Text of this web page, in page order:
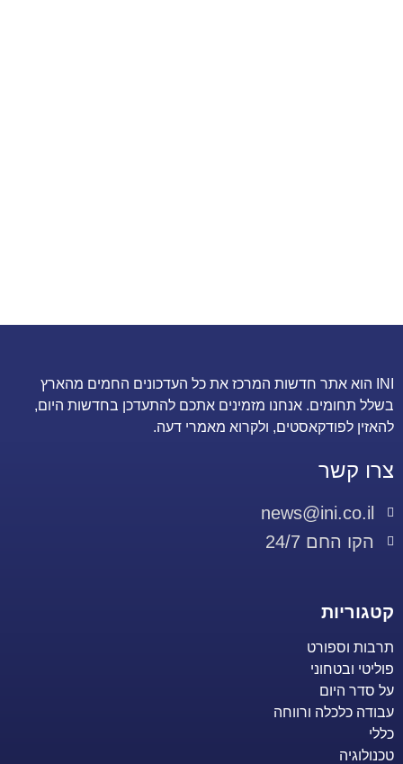
INI הוא אתר חדשות המרכז את כל העדכונים החמים מהארץ
בשלל תחומים. אנחנו מזמינים אתכם להתעדכן בחדשות היום,
להאזין לפודקאסטים, ולקרוא מאמרי דעה.
צרו קשר
news@ini.co.il
הקו החם 24/7
קטגוריות
תרבות וספורט
פוליטי ובטחוני
על סדר היום
עבודה כלכלה ורווחה
כללי
טכנולוגיה